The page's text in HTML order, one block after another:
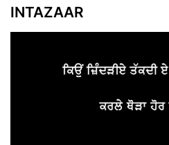
INTAZAAR